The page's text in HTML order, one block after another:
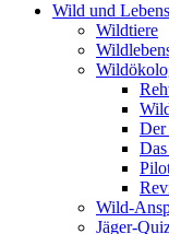
Wild und
Wildtiere
Der
Wild-
Jäger-